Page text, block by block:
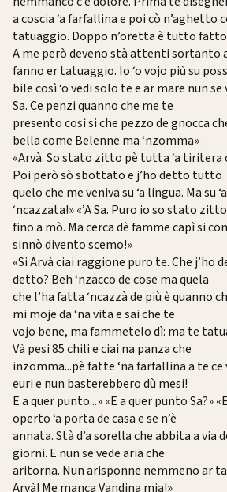
a coscia ‘a farfallina e poi cò n’aghetto
tatuaggio. Doppo n’oretta è tutto
A me però deveno stà attenti sortanto
fanno er tatuaggio. Io ‘o vojo più su
bile così ‘o vedi solo te e ar mare nun
Sa. Ce penzi quanno che me te
presento così si che pezzo de gnocca
bella come Belenne ma ‘nzomma» .
«Arvà. So stato zitto pè tutta ‘a tiritera
Poi però sò sbottato e j’ho detto tutto
quelo che me veniva su ‘a lingua. Ma su
‘ncazzata!» «’A Sa. Puro io so stato zitto
fino a mò. Ma cerca dè famme capì si
sinnò divento scemo!»
«Si Arvà ciai raggione puro te. Che j’ho
detto? Beh ‘nzacco de cose ma quela
che l’ha fatta ‘ncazzà de più è quanno
mi moje da ‘na vita e sai che te
vojo bene, ma fammetelo dì: ma te
Và pesi 85 chili e ciai na panza che
inzomma...pè fatte ‘na farfallina a te
euri e nun basterebbero dù mesi!
E a quer punto...» «E a quer punto Sa?»
operto ‘a porta de casa e se n’è
annata. Stà d’a sorella che abbita a via
giorni. E nun se vede aria che
aritorna. Nun arisponne nemmeno ar
Arvà! Me manca Vandina mia!»